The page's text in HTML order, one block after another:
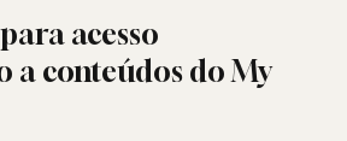
acesso
a conteúdos do My